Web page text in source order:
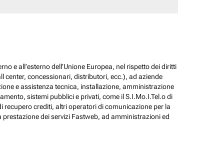
e all’esterno dell’Unione Europea, nel rispetto dei diritti
center, concessionari, distributori, ecc.), ad aziende
e assistenza tecnica, installazione, amministrazione
sistemi pubblici e privati, come il S.I.Mo.I.Tel.o di
recupero crediti, altri operatori di comunicazione per la
dei servizi Fastweb, ad amministrazioni ed